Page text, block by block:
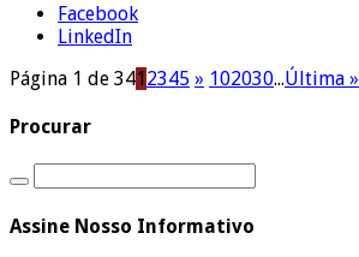
Facebook
LinkedIn
Página 1 de 341 2345 » 102030...Última »
Procurar
Assine Nosso Informativo